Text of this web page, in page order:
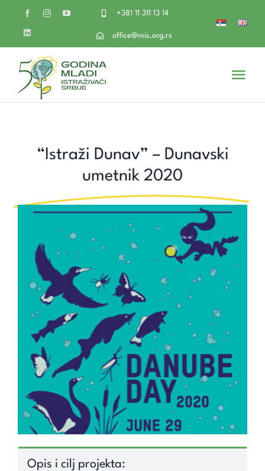
content
+381 11 311 13 14
office@mis.org.rs
Volontiraj
Unapredi znanje
“Istraži Dunav” – Dunavski
umetnik 2020
Opis i cilj projekta: